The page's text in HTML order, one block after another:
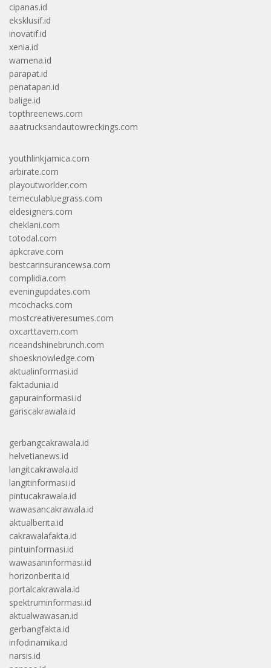
cipanas.id
eksklusif.id
inovatif.id
xenia.id
wamena.id
parapat.id
penatapan.id
balige.id
topthreenews.com
aaatrucksandautowreckings.com
youthlinkjamica.com
arbirate.com
playoutworlder.com
temeculabluegrass.com
eldesigners.com
cheklani.com
totodal.com
apkcrave.com
bestcarinsurancewsa.com
complidia.com
eveningupdates.com
mcochacks.com
mostcreativeresumes.com
oxcarttavern.com
riceandshinebrunch.com
shoesknowledge.com
aktualinformasi.id
faktadunia.id
gapurainformasi.id
gariscakrawala.id
gerbangcakrawala.id
helvetianews.id
langitcakrawala.id
langitinformasi.id
pintucakrawala.id
wawasancakrawala.id
aktualberita.id
cakrawalafakta.id
pintuinformasi.id
wawasaninformasi.id
horizonberita.id
portalcakrawala.id
spektruminformasi.id
aktualwawasan.id
gerbangfakta.id
infodinamika.id
narsis.id